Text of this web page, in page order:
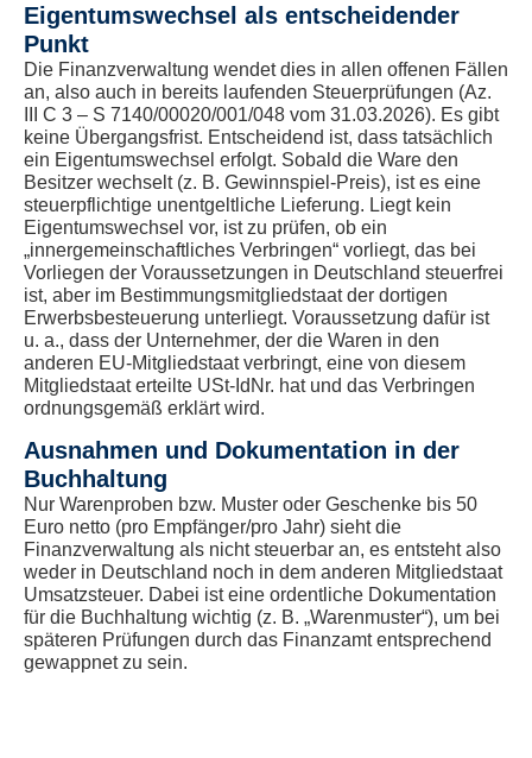
Eigentumswechsel als entscheidender
Punkt
Die Finanzverwaltung wendet dies in allen offenen Fällen
an, also auch in bereits laufenden Steuerprüfungen (Az.
III C 3 – S 7140/00020/001/048 vom 31.03.2026). Es gibt
keine Übergangsfrist. Entscheidend ist, dass tatsächlich
ein Eigentumswechsel erfolgt. Sobald die Ware den
Besitzer wechselt (z. B. Gewinnspiel-Preis), ist es eine
steuerpflichtige unentgeltliche Lieferung. Liegt kein
Eigentumswechsel vor, ist zu prüfen, ob ein
„innergemeinschaftliches Verbringen“ vorliegt, das bei
Vorliegen der Voraussetzungen in Deutschland steuerfrei
ist, aber im Bestimmungsmitgliedstaat der dortigen
Erwerbsbesteuerung unterliegt. Voraussetzung dafür ist
u. a., dass der Unternehmer, der die Waren in den
anderen EU-Mitgliedstaat verbringt, eine von diesem
Mitgliedstaat erteilte USt-IdNr. hat und das Verbringen
ordnungsgemäß erklärt wird.
Ausnahmen und Dokumentation in der
Buchhaltung
Nur Warenproben bzw. Muster oder Geschenke bis 50
Euro netto (pro Empfänger/pro Jahr) sieht die
Finanzverwaltung als nicht steuerbar an, es entsteht also
weder in Deutschland noch in dem anderen Mitgliedstaat
Umsatzsteuer. Dabei ist eine ordentliche Dokumentation
für die Buchhaltung wichtig (z. B. „Warenmuster“), um bei
späteren Prüfungen durch das Finanzamt entsprechend
gewappnet zu sein.